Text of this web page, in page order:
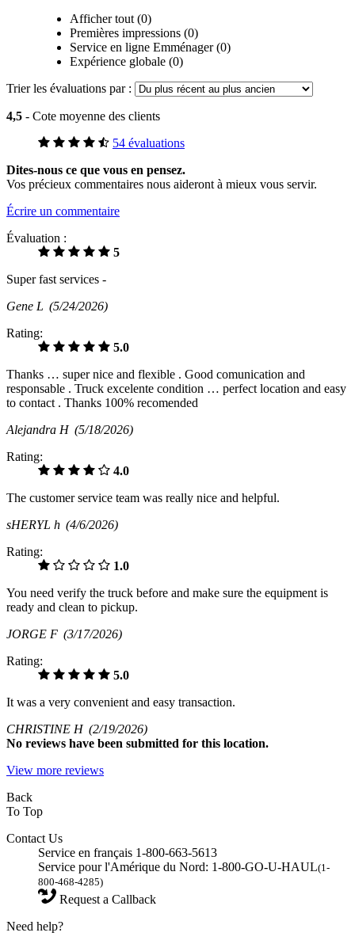
Afficher tout (0)
Premières impressions (0)
Service en ligne Emménager (0)
Expérience globale (0)
Trier les évaluations par :
4,5 - Cote moyenne des clients
54 évaluations
Dites-nous ce que vous en pensez.
Vos précieux commentaires nous aideront à mieux vous servir.
Écrire un commentaire
Évaluation :
5
Super fast services -
Gene L (5/24/2026)
Rating:
5.0
Thanks … super nice and flexible . Good comunication and
responsable . Truck excelente condition … perfect location and easy
to contact . Thanks 100% recomended
Alejandra H (5/18/2026)
Rating:
4.0
The customer service team was really nice and helpful.
sHERYL h (4/6/2026)
Rating:
1.0
You need verify the truck before and make sure the equipment is
ready and clean to pickup.
JORGE F (3/17/2026)
Rating:
5.0
It was a very convenient and easy transaction.
CHRISTINE H (2/19/2026)
No reviews have been submitted for this location.
View more reviews
Back
To Top
Contact Us
Service en français 1-800-663-5613
Service pour l'Amérique du Nord: 1-800-GO-U-HAUL(1-
800-468-4285)
Request a Callback
Need help?